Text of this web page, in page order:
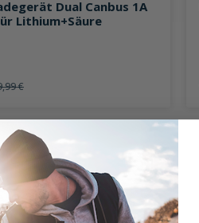
Dual Canbus 1A
Lithium+Säure
€